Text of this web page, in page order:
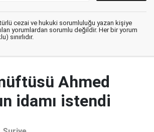
türlü cezai ve hukuki sorumluluğu yazan kişiye
yorumlardan sorumlu değildir. Her bir yorum
sınırlıdır.
Ahmed
idamı istendi